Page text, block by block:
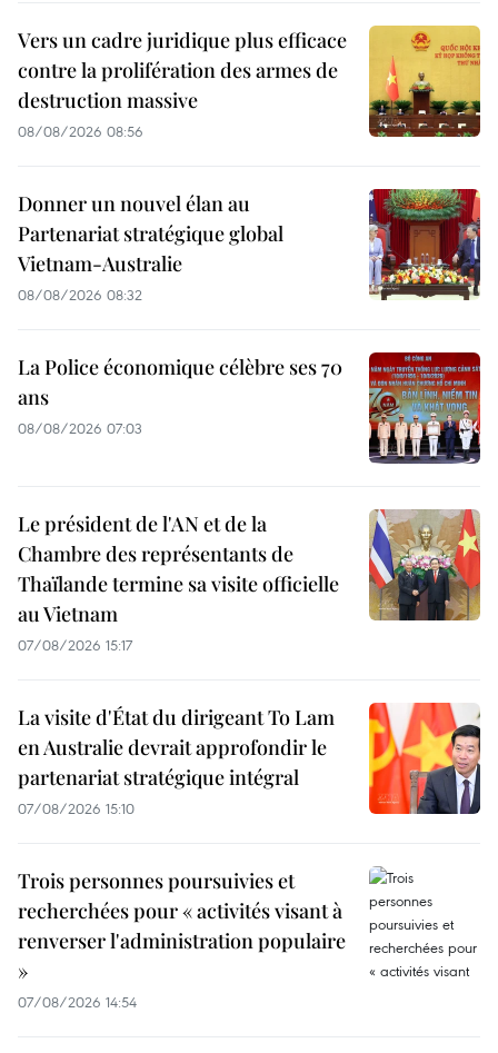
Vers un cadre juridique plus efficace
contre la prolifération des armes de
destruction massive
08/08/2026 08:56
Donner un nouvel élan au
Partenariat stratégique global
Vietnam-Australie
08/08/2026 08:32
La Police économique célèbre ses 70
ans
08/08/2026 07:03
Le président de l'AN et de la
Chambre des représentants de
Thaïlande termine sa visite officielle
au Vietnam
07/08/2026 15:17
La visite d'État du dirigeant To Lam
en Australie devrait approfondir le
partenariat stratégique intégral
07/08/2026 15:10
Trois personnes poursuivies et
recherchées pour « activités visant à
renverser l'administration populaire
»
07/08/2026 14:54